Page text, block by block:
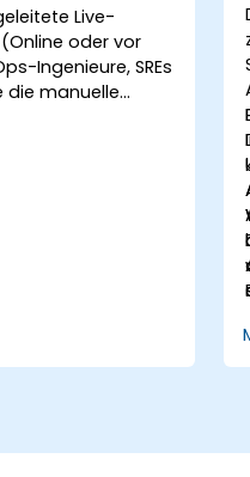
Live-
oder vor
Ingenieure, SREs
die manuelle
automatisierte,